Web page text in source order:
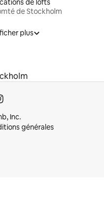
de lofts
de Stockholm
plus
Inc.
générales